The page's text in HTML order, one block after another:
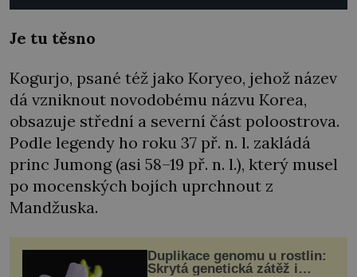
Je tu těsno
Kogurjo, psané též jako Koryeo, jehož název
dá vzniknout novodobému názvu Korea,
obsazuje střední a severní část poloostrova.
Podle legendy ho roku 37 př. n. l. zakládá
princ Jumong (asi 58–19 př. n. l.), který musel
po mocenských bojích uprchnout z
Mandžuska.
Duplikace genomu u rostlin:
Skrytá genetická zátěž i